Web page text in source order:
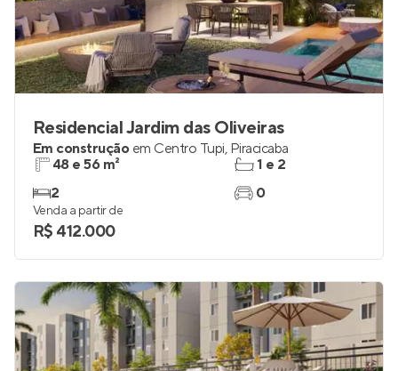
Residencial Jardim das Oliveiras
Em construção em Centro Tupi, Piracicaba
48 e 56 m²
2
1 e 2
0
Venda a partir de
R$ 412.000